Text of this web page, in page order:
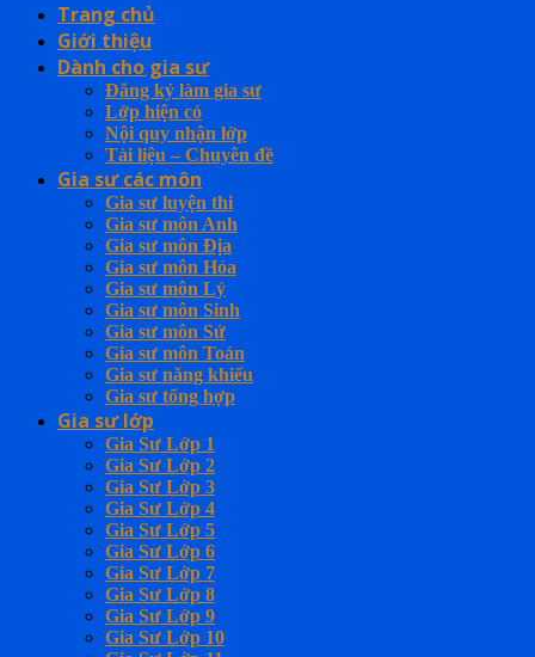
Trang chủ
Giới thiệu
Dành cho gia sư
Đăng ký làm gia sư
Lớp hiện có
Nội quy nhận lớp
Tài liệu – Chuyên đề
Gia sư các môn
Gia sư luyện thi
Gia sư môn Anh
Gia sư môn Địa
Gia sư môn Hóa
Gia sư môn Lý
Gia sư môn Sinh
Gia sư môn Sử
Gia sư môn Toán
Gia sư năng khiếu
Gia sư tổng hợp
Gia sư lớp
Gia Sư Lớp 1
Gia Sư Lớp 2
Gia Sư Lớp 3
Gia Sư Lớp 4
Gia Sư Lớp 5
Gia Sư Lớp 6
Gia Sư Lớp 7
Gia Sư Lớp 8
Gia Sư Lớp 9
Gia Sư Lớp 10